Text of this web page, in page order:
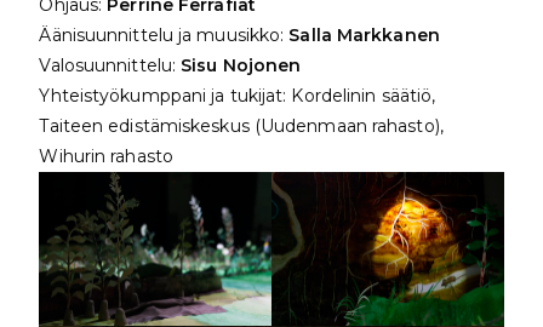
Ohjaus: Perrine Ferrafiat
Äänisuunnittelu ja muusikko: Salla Markkanen
Valosuunnittelu: Sisu Nojonen
Yhteistyökumppani ja tukijat: Kordelinin säätiö,
Taiteen edistämiskeskus (Uudenmaan rahasto),
Wihurin rahasto